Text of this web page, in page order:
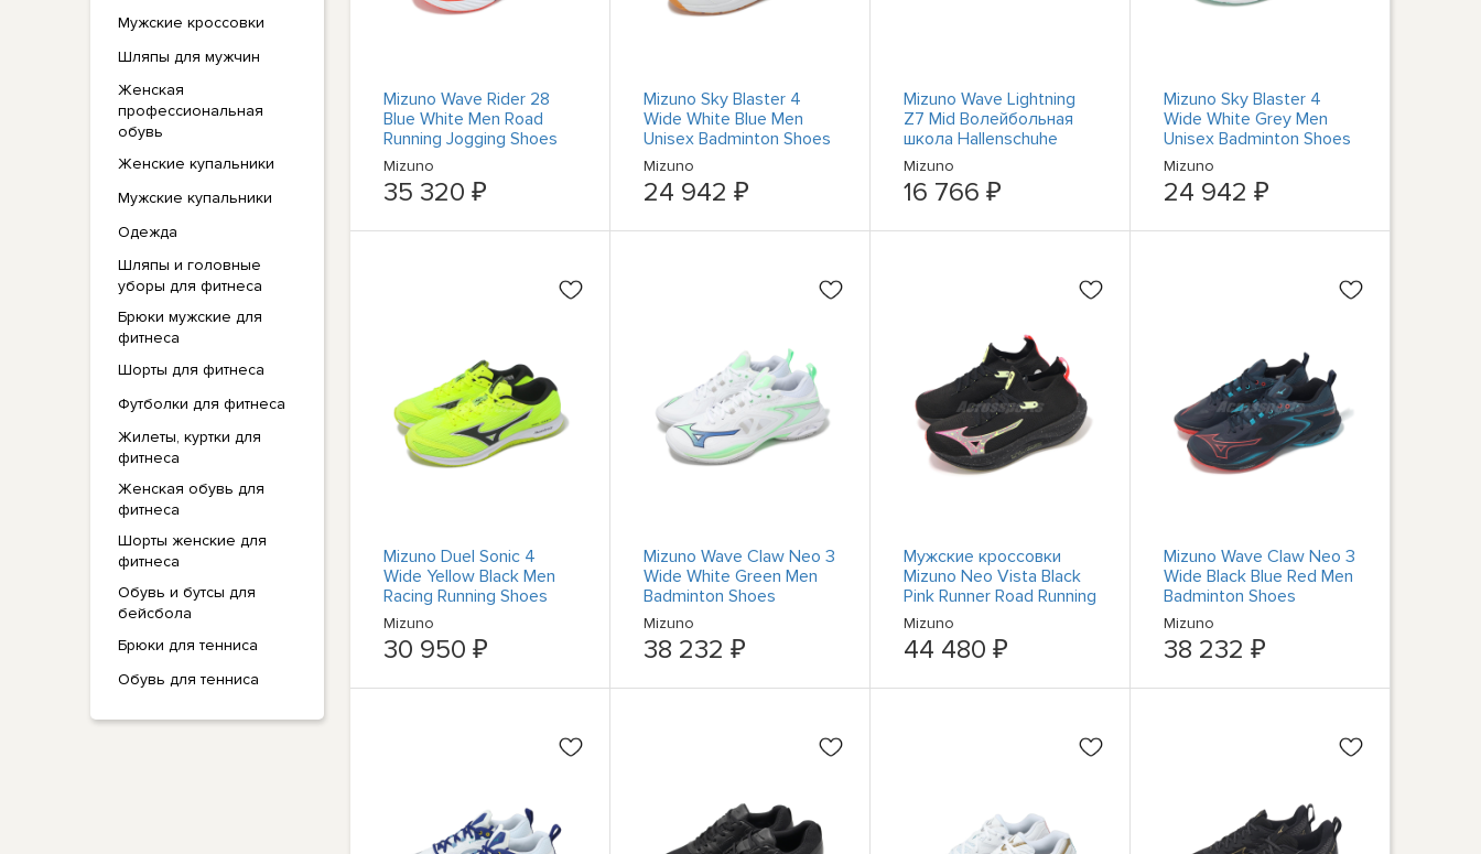
Мужские кроссовки
Шляпы для мужчин
Женская
профессиональная
обувь
Женские купальники
Мужские купальники
Одежда
Шляпы и головные
уборы для фитнеса
Брюки мужские для
фитнеса
Шорты для фитнеса
Футболки для фитнеса
Жилеты, куртки для
фитнеса
Женская обувь для
фитнеса
Шорты женские для
фитнеса
Обувь и бутсы для
бейсбола
Брюки для тенниса
Обувь для тенниса
Mizuno Wave Rider 28
Blue White Men Road
Running Jogging Shoes
J1GC2403-56
Mizuno
35 320 ₽
Mizuno Sky Blaster 4
Wide White Blue Men
Unisex Badminton Shoes
71GA2533-11
Mizuno
24 942 ₽
Mizuno Wave Lightning
Z7 Mid Волейбольная
школа Hallenschuhe
Indoor Sportschuhe
Mizuno
16 766 ₽
Mizuno Sky Blaster 4
Wide White Grey Men
Unisex Badminton Shoes
71GA2533-13
Mizuno
24 942 ₽
Mizuno Duel Sonic 4
Wide Yellow Black Men
Racing Running Shoes
U1GD2571-04
Mizuno
30 950 ₽
Mizuno Wave Claw Neo 3
Wide White Green Men
Badminton Shoes
71GA2473-15
Mizuno
38 232 ₽
Мужские кроссовки
Mizuno Neo Vista Black
Pink Runner Road Running
для бега трусцой
J1GC2434-03
Mizuno
44 480 ₽
Mizuno Wave Claw Neo 3
Wide Black Blue Red Men
Badminton Shoes
71GA2473-17
Mizuno
38 232 ₽